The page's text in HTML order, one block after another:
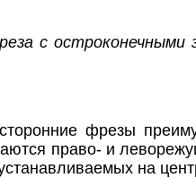
с остроконечными
фрезы
право- и
на